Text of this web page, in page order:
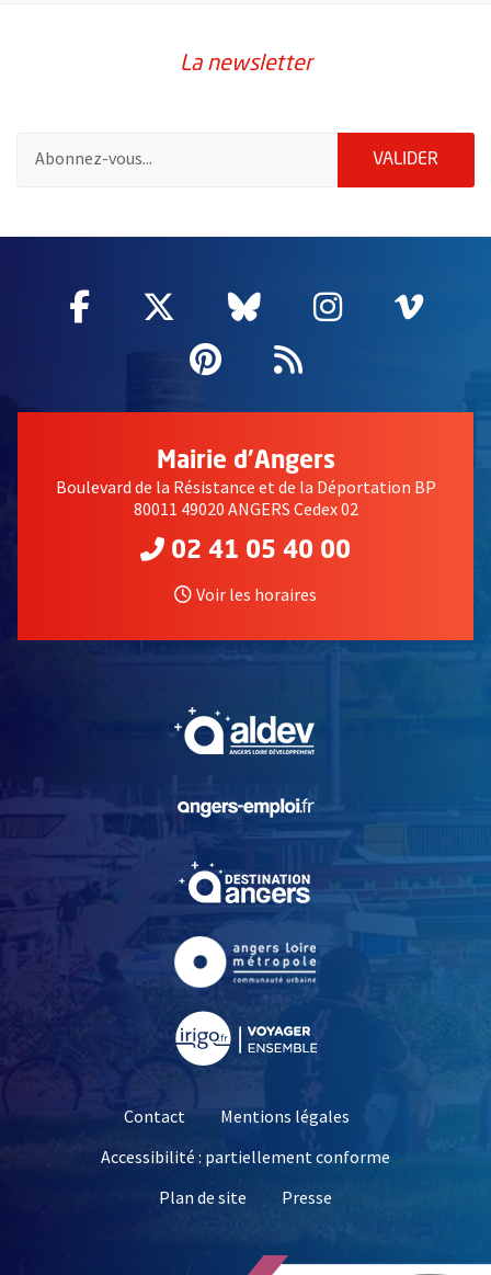
La newsletter
VALIDER
Facebook
, Ouvre une nouvelle fenêtre
Twitter
, Ouvre une nouvelle
Bluesky
, Ouvre une
Instagram
, Ouvre
,
Pinterest
, Ouvre une
Flux RSS
Mairie d'Angers
Boulevard de la Résistance et de la Déportation BP
80011 49020 ANGERS Cedex 02
02 41 05 40 00
Voir les horaires
, Ouvre une nouvelle
, Ouvre une nouvelle
Contact
Mentions légales
Accessibilité : partiellement conforme
Plan de site
Presse